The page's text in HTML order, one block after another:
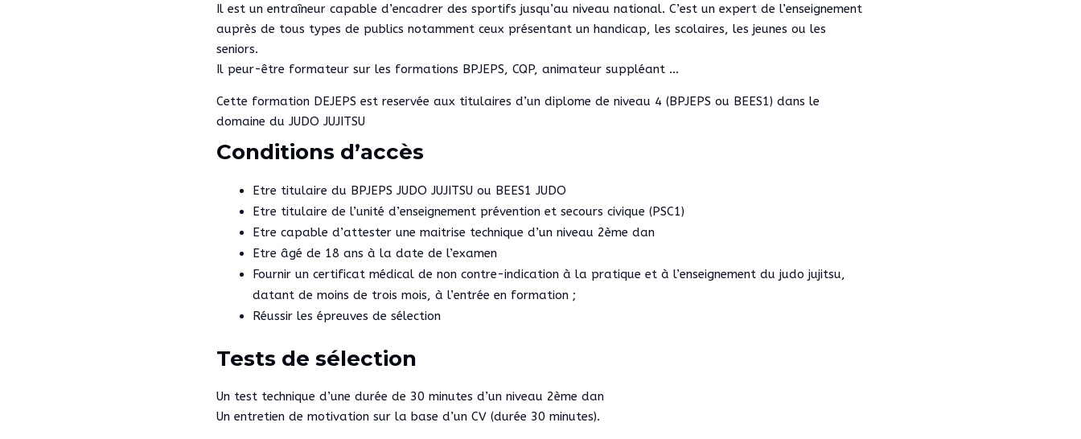
Il est un entraîneur capable d’encadrer des sportifs jusqu’au niveau national. C’est un expert de l’enseignement
auprès de tous types de publics notamment ceux présentant un handicap, les scolaires, les jeunes ou les
seniors.
Il peur-être formateur sur les formations BPJEPS, CQP, animateur suppléant …
Cette formation DEJEPS est reservée aux titulaires d’un diplome de niveau 4 (BPJEPS ou BEES1) dans le
domaine du JUDO JUJITSU
Conditions d’accès
Etre titulaire du BPJEPS JUDO JUJITSU ou BEES1 JUDO
Etre titulaire de l’unité d’enseignement prévention et secours civique (PSC1)
Etre capable d’attester une maitrise technique d’un niveau 2ème dan
Etre âgé de 18 ans à la date de l’examen
Fournir un certificat médical de non contre-indication à la pratique et à l’enseignement du judo jujitsu,
datant de moins de trois mois, à l’entrée en formation ;
Réussir les épreuves de sélection
Tests de sélection
Un test technique d’une durée de 30 minutes d’un niveau 2ème dan
Un entretien de motivation sur la base d’un CV (durée 30 minutes).